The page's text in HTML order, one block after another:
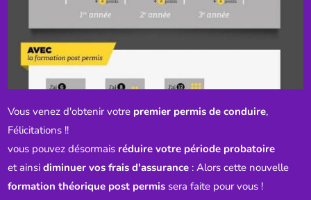
Vous venez d'obtenir votre premier permis de conduire,
Félicitations !!
vous pouvez désormais réduire votre période probatoire
et ainsidiminuer vos frais d'assurance : Alors cette nouvelle
formation théorique post permis sera faite pour vous !